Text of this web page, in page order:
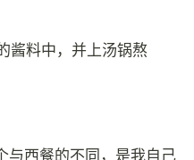
酱料中，并上汤锅熬
与西餐的不同，是我自己